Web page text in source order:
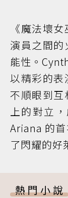
《魔法壞
演員之間
能性。
以精彩的表
不順眼到互
上的對立
Ariana 的
了閃耀的好
熱門小說